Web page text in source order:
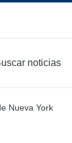
noticias
Nueva York